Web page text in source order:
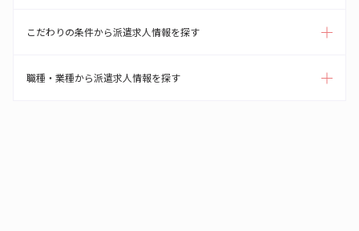
こだわりの条件から派遣求人情報を探す
職種・業種から派遣求人情報を探す